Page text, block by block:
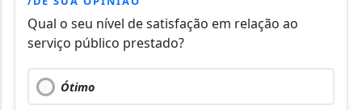
Qual o seu nível de satisfação em relação ao
serviço público prestado?
Ótimo